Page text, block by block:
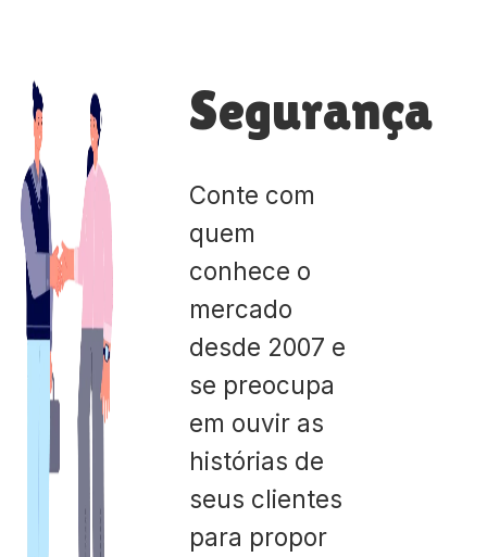
Segurança
Conte com
quem
conhece o
mercado
desde 2007 e
se preocupa
em ouvir as
histórias de
seus clientes
para propor